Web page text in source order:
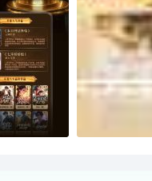
三个身份下的爱恋痴缠。
百何主演，北宋年间赵不
姓平安！《舍不得星星》
和唐漾从学校步入社会，
爱情故事。《玫瑰的故事
玫跨越二十余年的成长故
卓、高叶、刘奕君、林雨